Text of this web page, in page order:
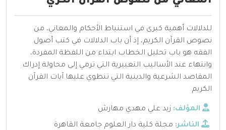
للدلالات أهمية كبرى في استنباط الأحكام والمعاني، من
نصوص القرآن الكريم، إذ أن باب الدلالات في كتب أصول
الفقه هو باب تحليل الخطاب ابتداء من اللفظة المفردة،
وانتهاء عند الأساليب التعبيرية التي ترمي إلى محاولة إدراك
المقاصد الشرعية والدينية التي تنطوي عليها آيات القرآن
الكريم
المؤلف: زيد علي مهدي مهارش
الناشر: مجلة كلية دار العلوم جامعة القاهرة